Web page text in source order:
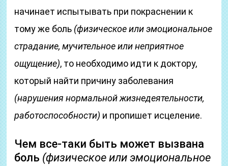
начинает испытывать при покраснении к
тому же боль (физическое или эмоциональное
страдание, мучительное или неприятное
ощущение), то необходимо идти к доктору,
который найти причину заболевания
(нарушения нормальной жизнедеятельности,
работоспособности) и пропишет исцеление.
Чем все-таки быть может вызвана
боль (физическое или эмоциональное